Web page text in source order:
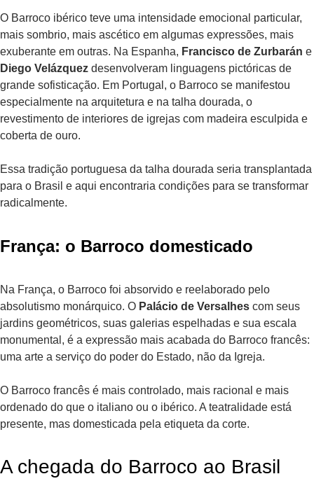
O Barroco ibérico teve uma intensidade emocional particular,
mais sombrio, mais ascético em algumas expressões, mais
exuberante em outras. Na Espanha, Francisco de Zurbarán e
Diego Velázquez desenvolveram linguagens pictóricas de
grande sofisticação. Em Portugal, o Barroco se manifestou
especialmente na arquitetura e na talha dourada, o
revestimento de interiores de igrejas com madeira esculpida e
coberta de ouro.
Essa tradição portuguesa da talha dourada seria transplantada
para o Brasil e aqui encontraria condições para se transformar
radicalmente.
França: o Barroco domesticado
Na França, o Barroco foi absorvido e reelaborado pelo
absolutismo monárquico. O Palácio de Versalhes com seus
jardins geométricos, suas galerias espelhadas e sua escala
monumental, é a expressão mais acabada do Barroco francês:
uma arte a serviço do poder do Estado, não da Igreja.
O Barroco francês é mais controlado, mais racional e mais
ordenado do que o italiano ou o ibérico. A teatralidade está
presente, mas domesticada pela etiqueta da corte.
A chegada do Barroco ao Brasil